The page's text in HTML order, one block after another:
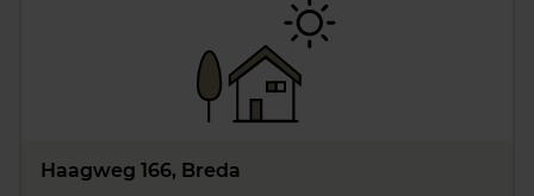
Haagweg 166, Breda